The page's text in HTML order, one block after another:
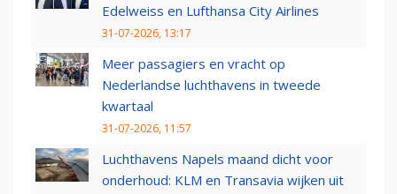
Edelweiss en Lufthansa City Airlines
31-07-2026, 13:17
Meer passagiers en vracht op
Nederlandse luchthavens in tweede
kwartaal
31-07-2026, 11:57
Luchthavens Napels maand dicht voor
onderhoud: KLM en Transavia wijken uit